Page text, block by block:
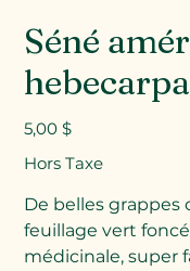
Séné
hebecarpa
Prix
5,00 $
Hors Taxe
De belles grappes
feuillage vert
médicinale, super